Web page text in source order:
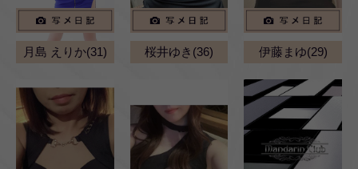
月島 えりか(31) 桜井ゆき(36) 伊藤まゆ(29)